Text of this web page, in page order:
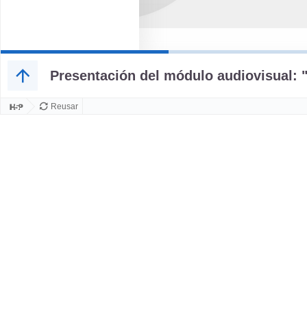
Presentación del módulo audiovisual:
Reusar